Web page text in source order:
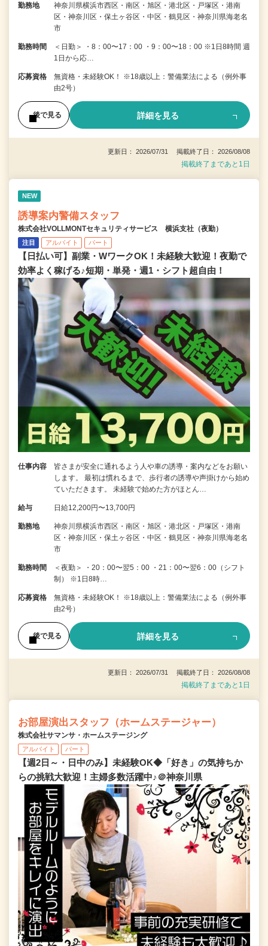
勤務地
神奈川県横浜市西区・南区・旭区・港北区・戸塚区・港南
区・神奈川区・保土ヶ谷区・中区・鶴見区・神奈川県海老名
市
勤務時間
＜日勤＞ ・8：00〜17：00 ・9：00〜18：00 ※1日8時間 週
1日から応…
応募資格
無資格・未経験OK！ ※18歳以上：警備業法による（例外事
由2号）
後で見る 詳細を見る
更新日： 2026/07/31 掲載終了日： 2026/08/08
掲載終了まであと1日
NEW
誘導案内警備スタッフ
株式会社VOLLMONTセキュリティサービス 横浜支社（夜勤）
注目 アルバイト パート
【日払い可】副業・WワークOK！未経験大歓迎！夜勤で
効率よく稼げる♪短期・単発・週1・シフト超自由！
仕事内容
皆さまが安全に通れるよう人や車の誘導・案内などをお願い
します。 最初は慣れるまで、歩行者の誘導や声掛けから始め
ていただきます。 未経験で始めた方がほとん…
給与 日給12,200円〜13,700円
勤務地
神奈川県横浜市西区・南区・旭区・港北区・戸塚区・港南
区・神奈川区・保土ヶ谷区・中区・鶴見区・神奈川県海老名
市
勤務時間
＜夜勤＞ ・20：00〜翌5：00 ・21：00〜翌6：00（シフト
制） ※1日8時…
応募資格
無資格・未経験OK！ ※18歳以上：警備業法による（例外事
由2号）
後で見る 詳細を見る
更新日： 2026/07/31 掲載終了日： 2026/08/08
掲載終了まであと1日
お部屋演出スタッフ（ホームステージャー）
株式会社サマンサ・ホームステージング
アルバイト パート
【週2日～・日中のみ】未経験OK◆「好き」の気持ちか
らの挑戦大歓迎！主婦多数活躍中♪＠神奈川県